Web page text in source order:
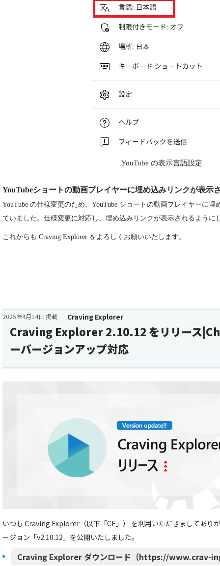
YouTube の表示言語設定
YouTubeショートの動画プレイヤーに埋め込みリンクが表示
YouTube の仕様変更のため、YouTube ショートの動画プレイヤーに
ていました。仕様変更に対応し、埋め込みリンクが表示されるように
これからも Craving Explorer をよろしくお願いいたします。
Craving Explorer
2025年4月14日 掲載
Craving Explorer 2.10.12 をリリース
ーバージョンアップ対応
いつも Craving Explorer（以下「CE」） を利用いただきましてあり
ージョン「v2.10.12」を公開いたしました。
Craving Explorer ダウンロード（https://www.crav-